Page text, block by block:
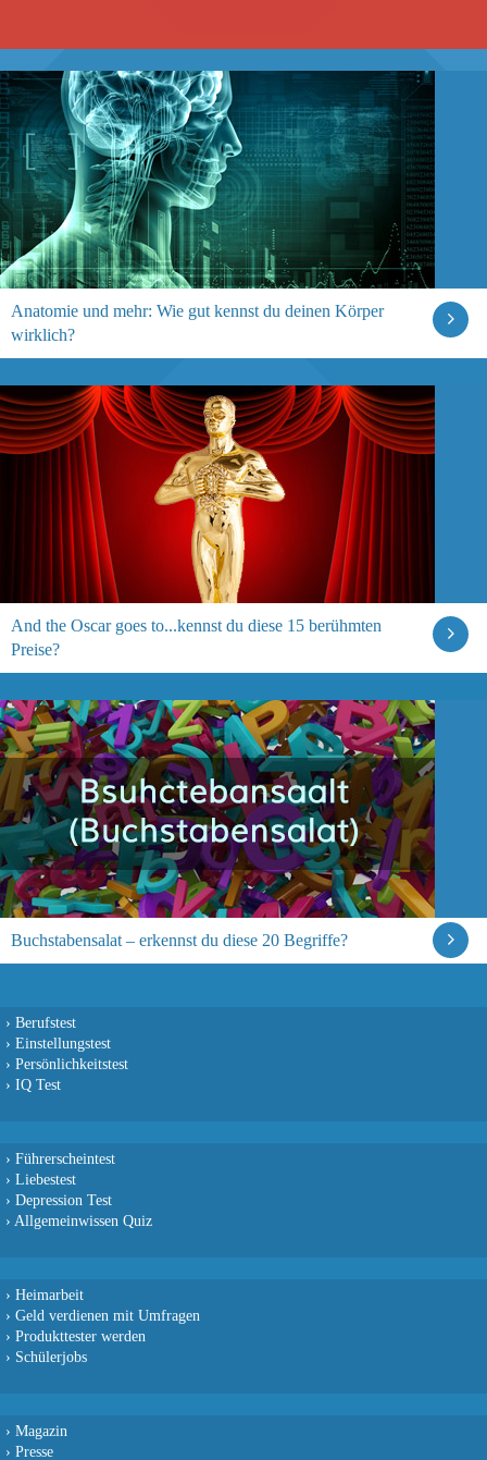
Anatomie und mehr: Wie gut kennst du deinen Körper
wirklich?
And the Oscar goes to...kennst du diese 15 berühmten
Preise?
Buchstabensalat – erkennst du diese 20 Begriffe?
› Berufstest
› Einstellungstest
› Persönlichkeitstest
› IQ Test
› Führerscheintest
› Liebestest
› Depression Test
› Allgemeinwissen Quiz
› Heimarbeit
› Geld verdienen mit Umfragen
› Produkttester werden
› Schülerjobs
› Magazin
› Presse